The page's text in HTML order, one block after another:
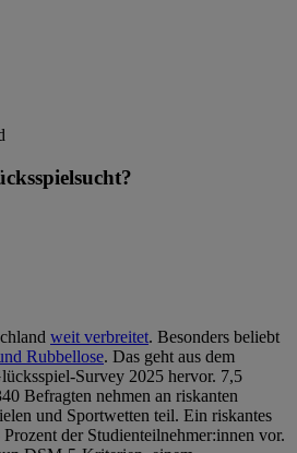
weit verbreitet. Besonders beliebt
Rubbellose. Das geht aus dem
Survey 2025 hervor. 7,5
Befragten nehmen an riskanten
und Sportwetten teil. Ein riskantes
der Studienteilnehmer:innen vor.